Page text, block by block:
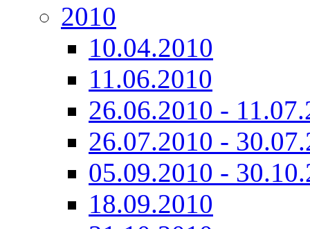
2010
10.04.2010
11.06.2010
26.06.2010 -
26.07.2010 -
05.09.2010 -
18.09.2010